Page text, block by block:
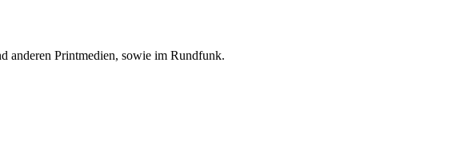
anderen Printmedien, sowie im Rundfunk.